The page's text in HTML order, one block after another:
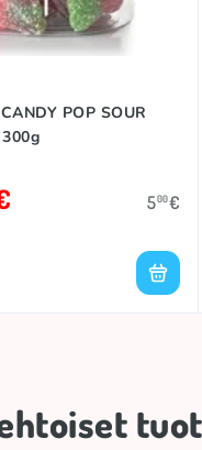
POP SOUR
500€